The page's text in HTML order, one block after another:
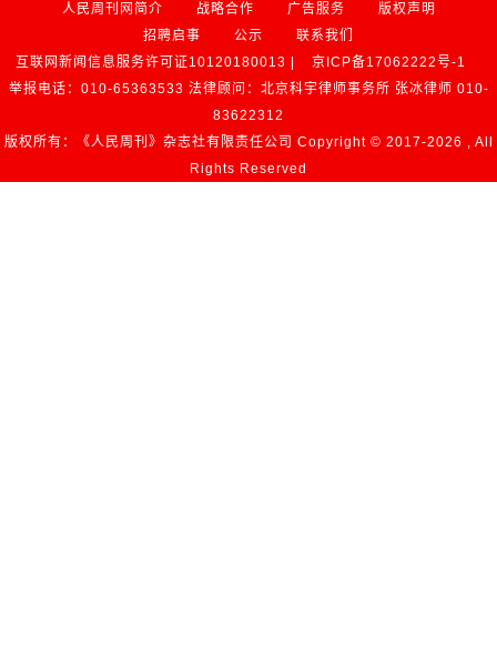
人民周刊网简介 战略合作 广告服务
版权声明
招聘启事
公示
联系我们
互联网新闻信息服务许可证10120180013 |
京ICP备17062222号-1
举报电话：010-65363533 法律顾问：北京科宇律师事务所 张冰律师 010-
83622312
版权所有：《人民周刊》杂志社有限责任公司 Copyright © 2017-2026 , All
Rights Reserved